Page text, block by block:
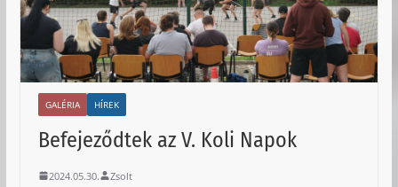
GALÉRIA HÍREK
Befejeződtek az V. Koli Napok
2024.05.30. Zsolt